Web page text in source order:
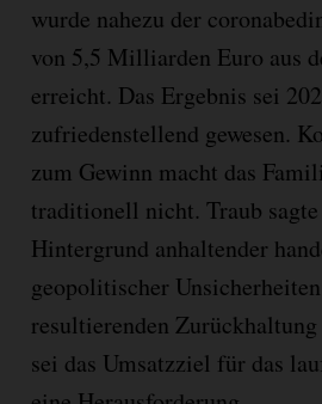
wurde nahezu der
von 5,5 Milliarden Euro aus
erreicht. Das Ergebnis sei
zufriedenstellend gewesen.
zum Gewinn macht das
traditionell nicht. Traub
Hintergrund anhaltender
geopolitischer
resultierenden
sei das Umsatzziel für das